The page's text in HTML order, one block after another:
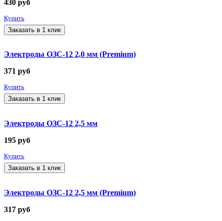
430 руб
Купить
Заказать в 1 клик
Электроды ОЗС-12 2,0 мм (Premium)
371 руб
Купить
Заказать в 1 клик
Электроды ОЗС-12 2,5 мм
195 руб
Купить
Заказать в 1 клик
Электроды ОЗС-12 2,5 мм (Premium)
317 руб